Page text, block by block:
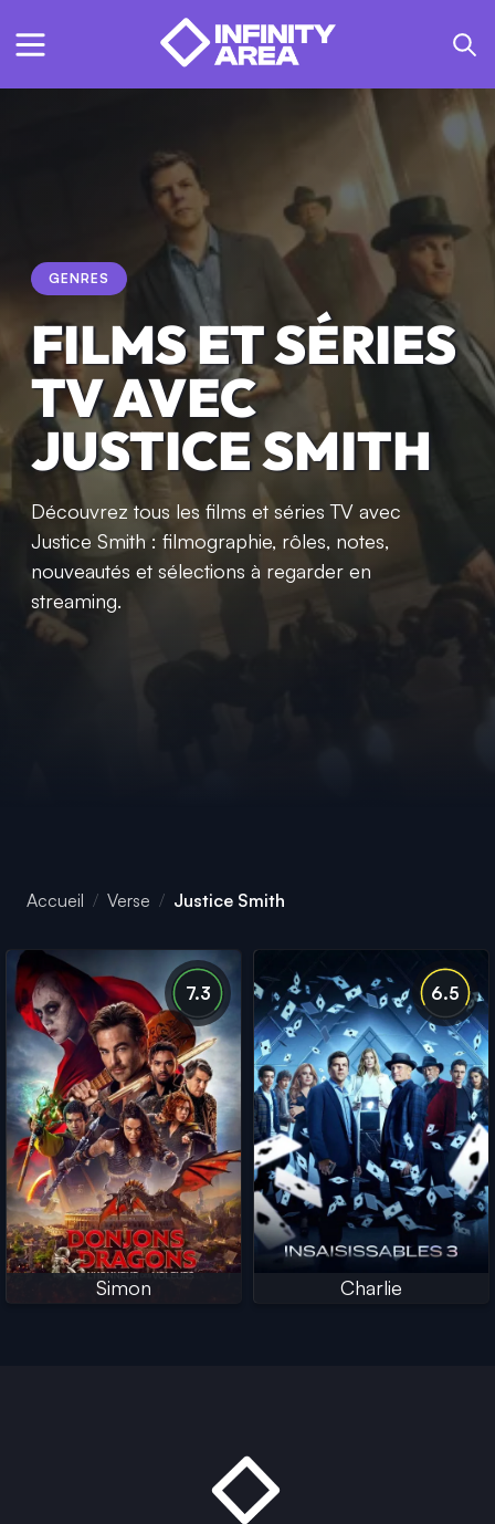
GENRES
FILMS ET SÉRIES
TV AVEC
JUSTICE SMITH
Découvrez tous les films et séries TV avec
Justice Smith : filmographie, rôles, notes,
nouveautés et sélections à regarder en
streaming.
Accueil Verse Justice Smith
7.3
Simon
6.5
Charlie